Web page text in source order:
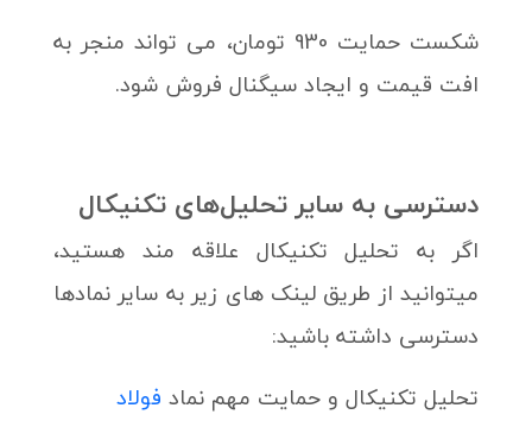
شکست حمایت 930 تومان، می تواند منجر به
افت قیمت و ایجاد سیگنال فروش شود.
دسترسی به سایر تحلیل‌های تکنیکال
اگر به تحلیل تکنیکال علاقه مند هستید،
میتوانید از طریق لینک های زیر به سایر نمادها
دسترسی داشته باشید:
تحلیل تکنیکال و حمایت مهم نماد فولاد